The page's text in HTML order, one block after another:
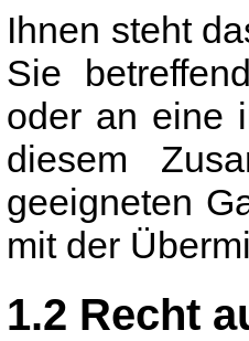
Ihnen steht
Sie
oder an eine
diesem
geeigneten
mit der
1.2 Recht